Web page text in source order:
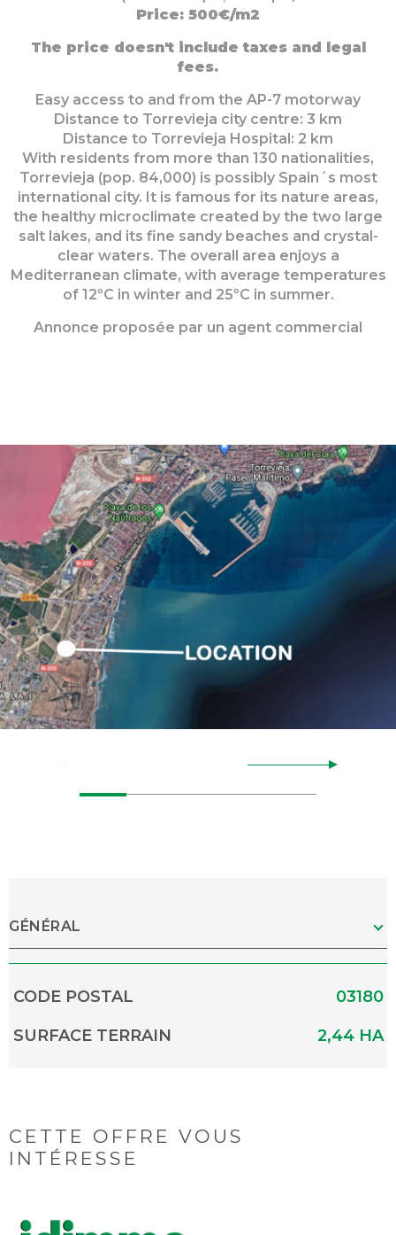
Price: 500€/m2
The price doesn't include taxes and legal
fees.
Easy access to and from the AP-7 motorway
Distance to Torrevieja city centre: 3 km
Distance to Torrevieja Hospital: 2 km
With residents from more than 130 nationalities,
Torrevieja (pop. 84,000) is possibly Spain´s most
international city. It is famous for its nature areas,
the healthy microclimate created by the two large
salt lakes, and its fine sandy beaches and crystal-
clear waters. The overall area enjoys a
Mediterranean climate, with average temperatures
of 12ºC in winter and 25ºC in summer.
Annonce proposée par un agent commercial
GÉNÉRAL
Caractérisque Valeurs
CODE POSTAL
03180
SURFACE TERRAIN
2,44 HA
CETTE OFFRE VOUS
INTÉRESSE